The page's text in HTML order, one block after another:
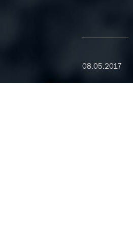
08.05.2017